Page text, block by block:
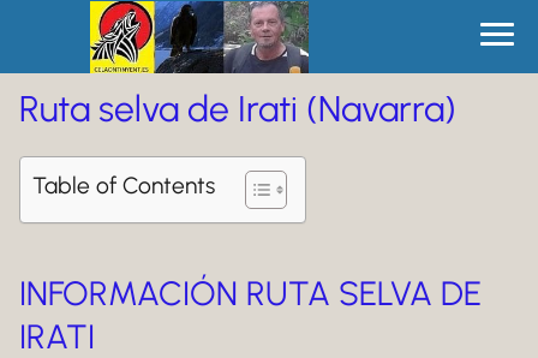
Ruta selva de Irati (Navarra)
Table of Contents
INFORMACIÓN RUTA SELVA DE
IRATI